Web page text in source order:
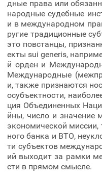
дные права или
народные судебные
и в международном
ругие традиционные
это повстанцы,
екты sui generis,
й орден и
Международные
и, также признаются
осубъектности,
ция Объединенных
йны, число и значение
экономической
ного банка и ВТО,
ти субъектов
ий выходит за рамки
сти в прямом смысле.